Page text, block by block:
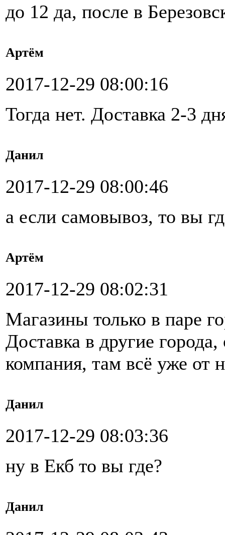
до 12 да, после в
Артём
2017-12-29 08:00:16
Тогда нет. Доставка 2-3
Данил
2017-12-29 08:00:46
а если самовывоз, то вы
Артём
2017-12-29 08:02:31
Магазины только в паре
Доставка в другие
компания, там всё уже от
Данил
2017-12-29 08:03:36
ну в Екб то вы где?
Данил